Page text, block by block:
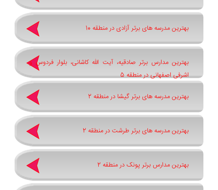
بهترین مدرسه های برتر آزادی در منطقه 10
بهترین مدارس برتر صادقیه، آیت الله کاشانی، بلوار فردوس و
اشرفی اصفهانی در منطقه 5
بهترین مدرسه های برتر گیشا در منطقه 2
بهترین مدرسه های برتر طرشت در منطقه 2
بهترین مدارس برتر پونک در منطقه 2